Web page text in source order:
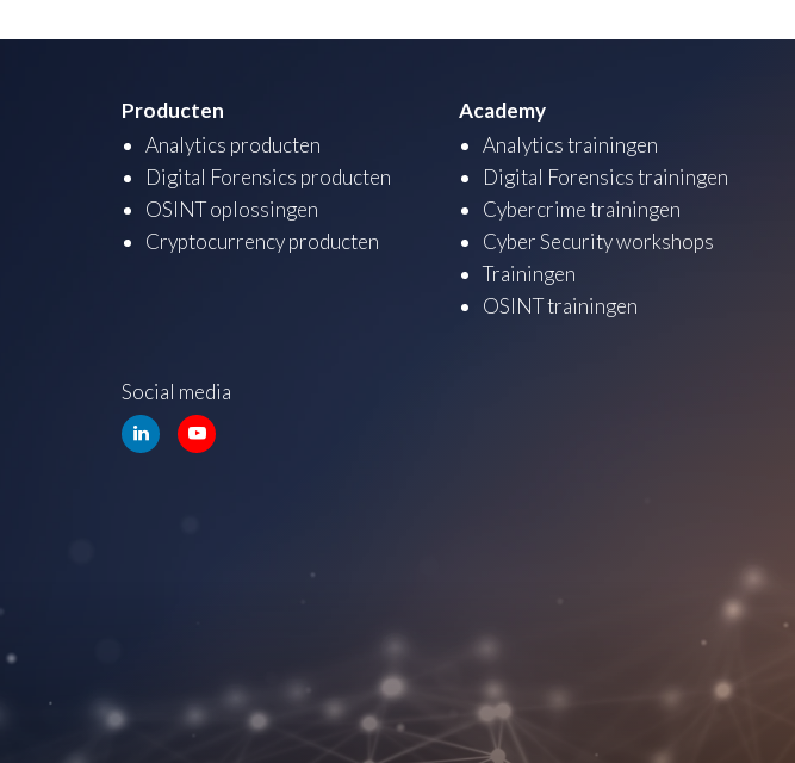
Producten
Analytics producten
Digital Forensics producten
OSINT oplossingen
Cryptocurrency producten
Academy
Analytics trainingen
Digital Forensics trainingen
Cybercrime trainingen
Cyber Security workshops
Trainingen
OSINT trainingen
Social media